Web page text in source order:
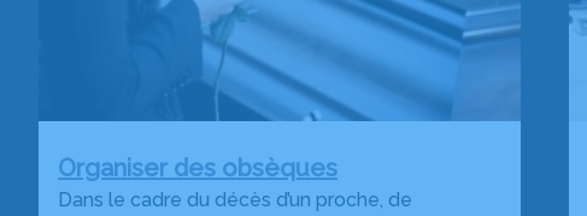
Organiser des obsèques
Dans le cadre du décès d’un proche, de